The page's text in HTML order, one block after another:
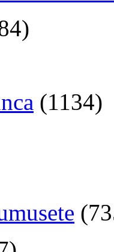
(1134)